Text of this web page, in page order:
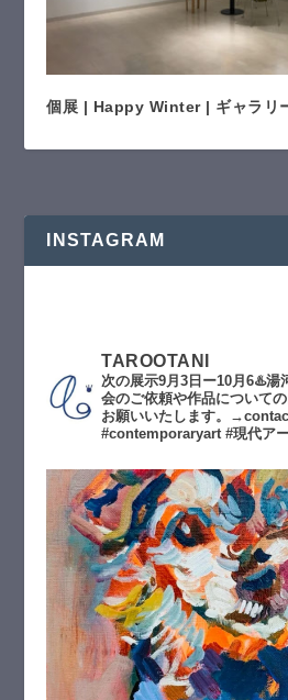
個展 | Happy Winter | ギャラリ
INSTAGRAM
TAROOTANI
次の展示9月3日ー10月6♨️
会のご依頼や作品について
お願いいたします。
#contemporaryart #現代ア